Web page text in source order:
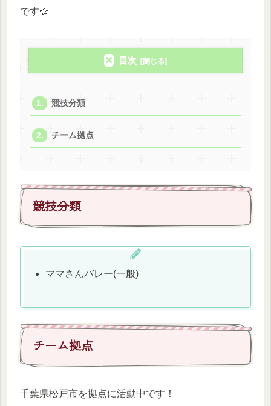
です💦
目次
競技分類
チーム拠点
競技分類
ママさんバレー(一般)
チーム拠点
千葉県松戸市を拠点に活動中です！